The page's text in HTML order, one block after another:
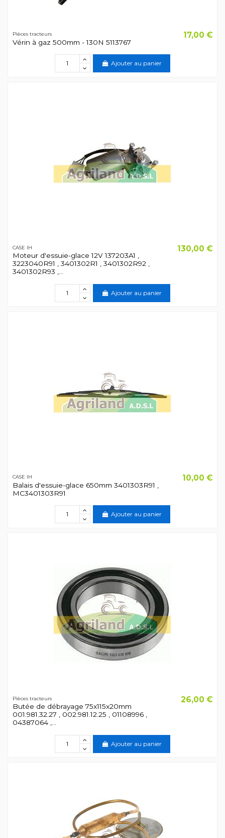
Pièces tracteurs
Vérin à gaz 500mm - 130N 5113767
17,00 €
Ajouter au panier
CASE IH
Moteur d'essuie-glace 12V 137203A1 ,
3223040R91 , 3401302R1 , 3401302R92 ,
3401302R93 ,...
130,00 €
Ajouter au panier
CASE IH
Balais d'essuie-glace 650mm 3401303R91 ,
MC3401303R91
10,00 €
Ajouter au panier
Pièces tracteurs
Butée de débrayage 75x115x20mm
001.981.32.27 , 002.981.12.25 , 01108996 ,
04387064 ,...
26,00 €
Ajouter au panier